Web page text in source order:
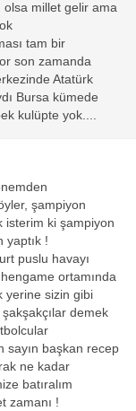
olsa millet gelir ama
tam bir
son zamanda
Atatürk
Bursa kümede
kulüpte yok....
şampiyon
isterim ki şampiyon
yaptık !
puslu havayı
ortamında
yerine sizin gibi
demek
sayın başkan recep
ne kadar
batıralım
zamanı !